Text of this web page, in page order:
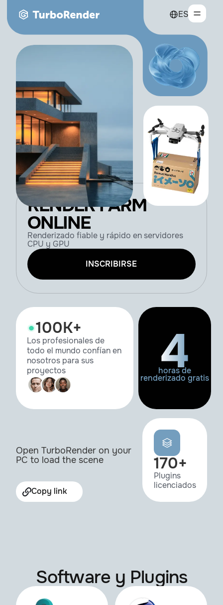
ES
RENDER FARM
ONLINE
Renderizado fiable y rápido en servidores
CPU y GPU
INSCRIBIRSE
100К+
Los profesionales de
todo el mundo confían en
nosotros para sus
proyectos
horas de
renderizado gratis
Open TurboRender on your
PC to load the scene
Copy link
170+
Plugins
licenciados
Software y Plugins